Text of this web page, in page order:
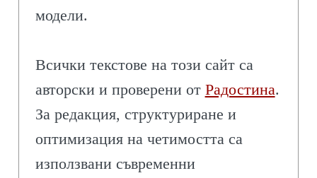
модели.
Всички текстове на този сайт са
авторски и проверени от Радостина.
За редакция, структуриране и
оптимизация на четимостта са
използвани съвременни